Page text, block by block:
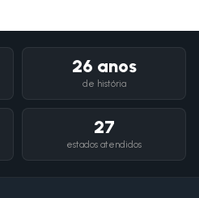
26 anos
de história
27
estados atendidos